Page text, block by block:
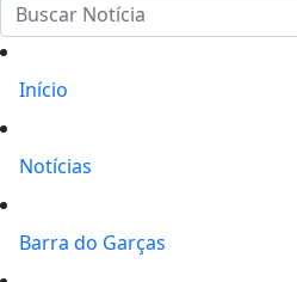
Início
Notícias
Barra do Garças